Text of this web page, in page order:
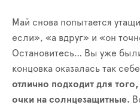
Май снова попытается
если», «а вдруг» и «он
Остановитесь… Вы уже
концовка оказалась так
отлично подходит для
очки на солнцезащитные.